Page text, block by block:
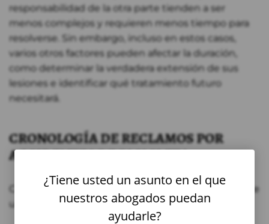
responsabilidad de la otra parte tienden a ser
menos complejos y requieren menos tiempo para
resolverse. Sin embargo, incluso en estos casos,
varios otros factores pueden afectar la duración,
como determinar la verdadera extensión de sus
lesiones e identificar qué tratamiento futuro
necesitará.
CRONOLOGÍA DE RECLAMOS POR
ACCIDENTES DE BICICLETA
Cada caso de lesiones personales sigue típicamente
una cronología general:
¿Tiene usted un asunto en el que
nuestros abogados puedan
ayudarle?